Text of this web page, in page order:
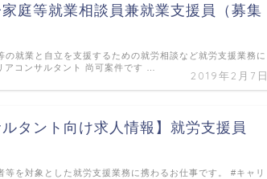
庭等就業相談員兼就業支援員（募集
2019年2月7日
の就業と自立を支援するための就労相談など就労支援業務に
アコンサルタント 尚可案件です …
ルタント向け求人情報】就労支援員
等を対象とした就労支援業務に携わるお仕事です。 #キャリ